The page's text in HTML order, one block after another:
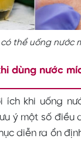
thể uống nước
dùng nước
ích khi uống
ý một số điều
diễn ra ổn